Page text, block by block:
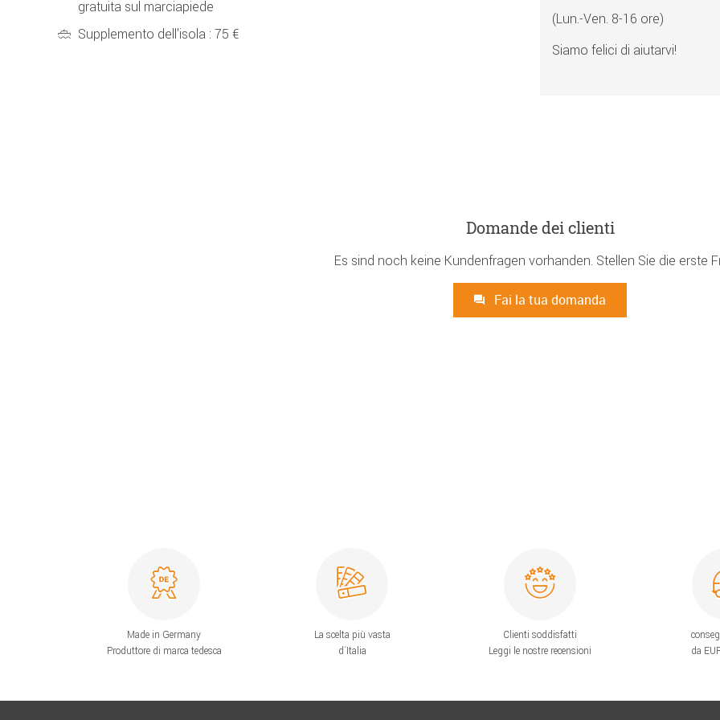
gratuita sul marciapiede
Supplemento dell'isola : 75 €
(Lun.-Ven. 8-16 ore)
Siamo felici di aiutarvi!
Domande dei clienti
Es sind noch keine Kundenfragen vorhanden. Stellen Sie die erste
Fai la tua domanda
Made in Germany
Produttore di marca tedesca
La scelta più vasta
d´Italia
Clienti soddisfatti
Leggi le nostre recensioni
da